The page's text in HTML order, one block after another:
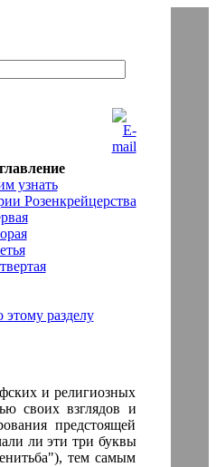
узнать
Розенкрейцерства
разделу
и религиозных
своих взглядов и
предстоящей
ли эти три буквы
тем самым